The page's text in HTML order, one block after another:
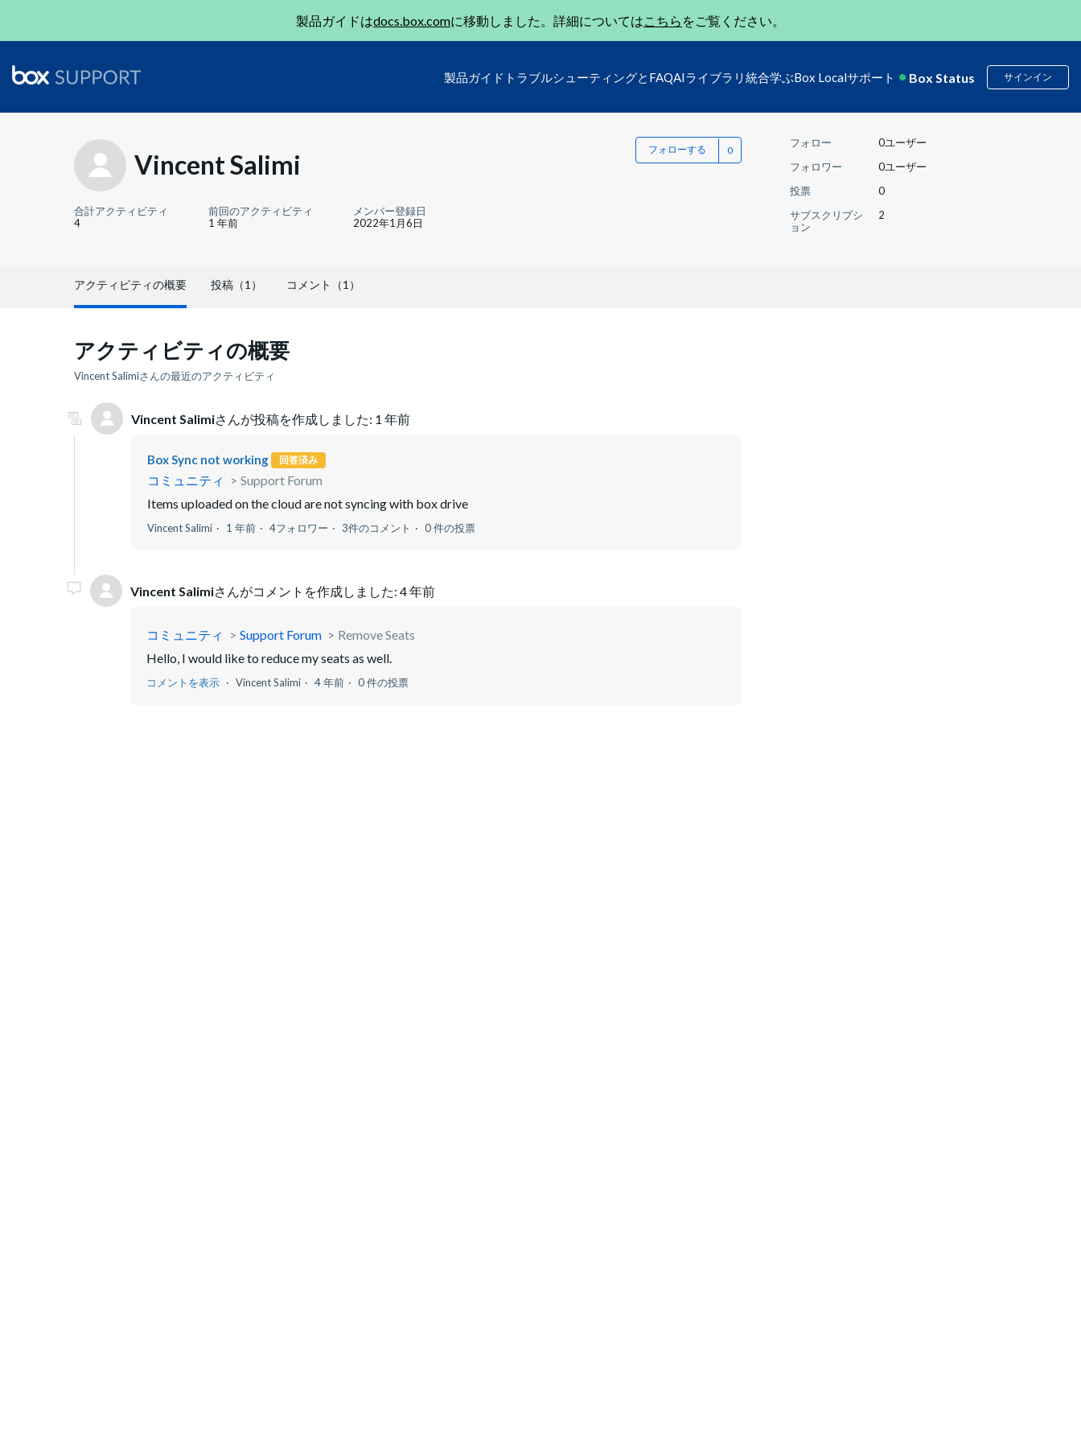
製品ガイドはdocs.box.comに移動しました。詳細についてはこちら をご覧ください。
製品ガイド トラブルシューティングとFAQAIライブラリ 統合学ぶBox Localサポート Box Status サインイン
Vincent Salimi フォローする
合計アクティビティ
4
前回のアクティビティ
1 年前
メンバー登録日
2022年1月6日
フォロー
0ユーザー
フォロワー
0ユーザー
投票
0
サブスクリプシ
ョン
2
アクティビティの概要 投稿（1） コメント（1）
アクティビティの概要
Vincent Salimiさんの最近のアクティビティ
Vincent Salimiさんが投稿を作成しました: 1 年前
Box Sync not working 回答済み
コミュニティ
Support Forum
Items uploaded on the cloud are not syncing with box drive
Vincent Salimi 1 年前 4フォロワー 3件のコメント 0 件の投票
Vincent Salimiさんがコメントを作成しました: 4 年前
コミュニティ Support Forum
Remove Seats
Hello, I would like to reduce my seats as well.
コメントを表示 Vincent Salimi 4 年前 0 件の投票